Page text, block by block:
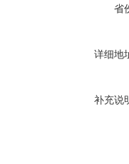
省
详细地
补充说